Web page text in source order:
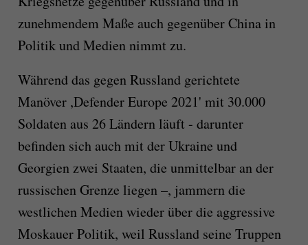
zunehmendem Maße auch gegenüber China in
Politik und Medien nimmt zu.
Während das gegen Russland gerichtete
Manöver ,Defender Europe 2021' mit 30.000
Soldaten aus 26 Ländern läuft - darunter
befinden sich auch mit der Ukraine und
Georgien zwei Staaten, die unmittelbar an der
russischen Grenze liegen –, jammern die
westlichen Medien wieder über die aggressive
Moskauer Politik, weil Russland seine Truppen